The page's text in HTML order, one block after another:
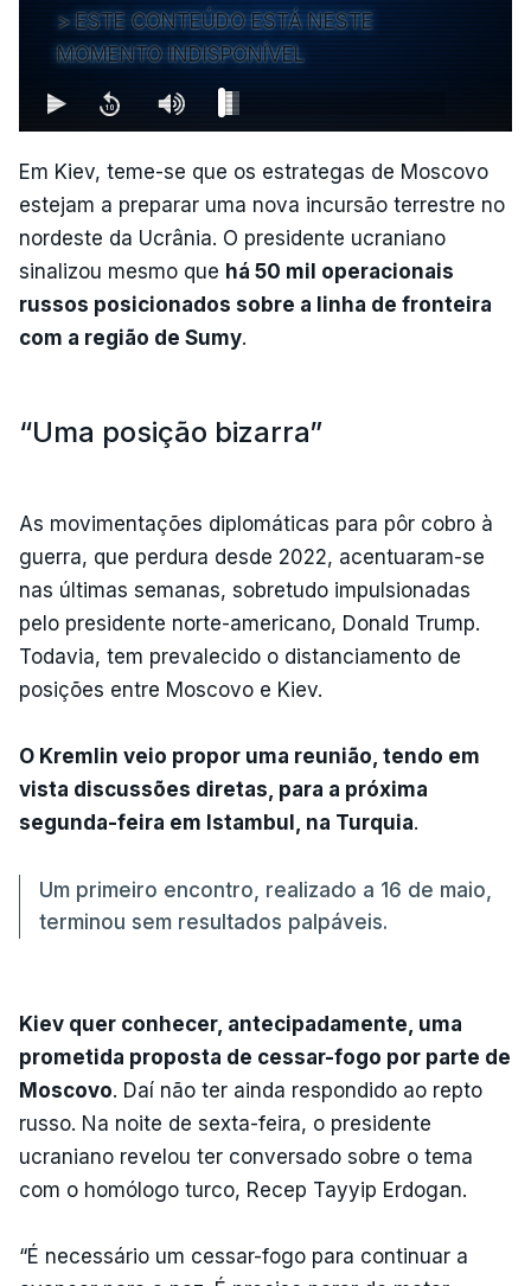
ESTE CONTEÚDO ESTÁ NESTE
MOMENTO INDISPONÍVEL
Em Kiev, teme-se que os estrategas de Moscovo
estejam a preparar uma nova incursão terrestre no
nordeste da Ucrânia. O presidente ucraniano
sinalizou mesmo que há 50 mil operacionais
russos posicionados sobre a linha de fronteira
com a região de Sumy.
“Uma posição bizarra”
As movimentações diplomáticas para pôr cobro à
guerra, que perdura desde 2022, acentuaram-se
nas últimas semanas, sobretudo impulsionadas
pelo presidente norte-americano, Donald Trump.
Todavia, tem prevalecido o distanciamento de
posições entre Moscovo e Kiev.
O Kremlin veio propor uma reunião, tendo em
vista discussões diretas, para a próxima
segunda-feira em Istambul, na Turquia.
Um primeiro encontro, realizado a 16 de maio,
terminou sem resultados palpáveis.
Kiev quer conhecer, antecipadamente, uma
prometida proposta de cessar-fogo por parte de
Moscovo. Daí não ter ainda respondido ao repto
russo. Na noite de sexta-feira, o presidente
ucraniano revelou ter conversado sobre o tema
com o homólogo turco, Recep Tayyip Erdogan.
“É necessário um cessar-fogo para continuar a